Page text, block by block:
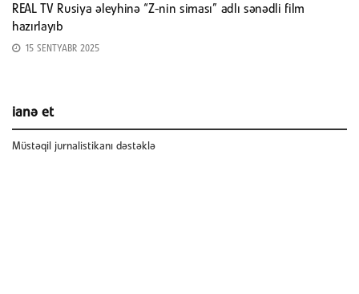
REAL TV Rusiya əleyhinə “Z-nin siması” adlı sənədli film
hazırlayıb
15 SENTYABR 2025
ianə et
Müstəqil jurnalistikanı dəstəklə